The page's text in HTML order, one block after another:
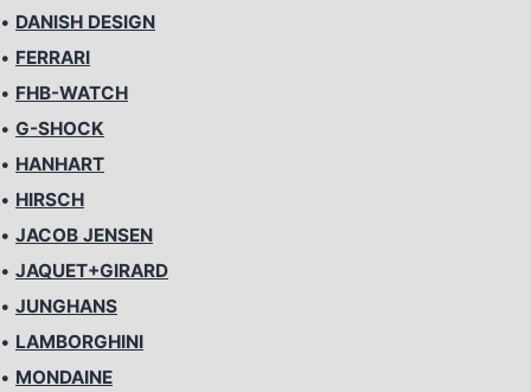
• DANISH DESIGN
• FERRARI
• FHB-WATCH
• G-SHOCK
• HANHART
• HIRSCH
• JACOB JENSEN
• JAQUET+GIRARD
• JUNGHANS
• LAMBORGHINI
• MONDAINE